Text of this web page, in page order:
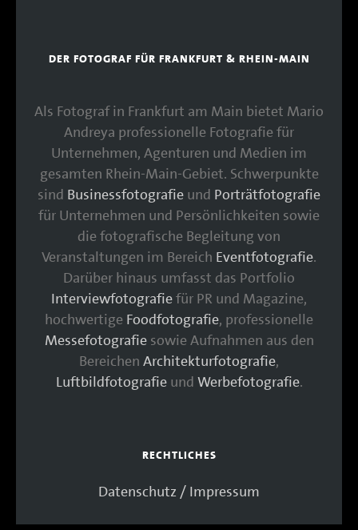
DER FOTOGRAF FÜR FRANKFURT & RHEIN-MAIN
Als Fotograf in Frankfurt am Main bietet Mario
Andreya professionelle Fotografie für
Unternehmen, Agenturen und Medien im
gesamten Rhein-Main-Gebiet. Schwerpunkte
sind Businessfotografie und Porträtfotografie
für Unternehmen und Persönlichkeiten sowie
die fotografische Begleitung von
Veranstaltungen im Bereich Eventfotografie.
Darüber hinaus umfasst das Portfolio
Interviewfotografiefür PR und Magazine,
hochwertige Foodfotografie, professionelle
Messefotografiesowie Aufnahmen aus den
Bereichen Architekturfotografie,
Luftbildfotografieund Werbefotografie.
RECHTLICHES
Datenschutz / Impressum